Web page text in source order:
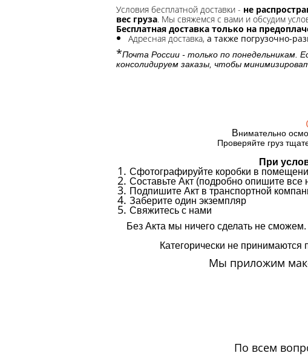
Условия бесплатной доставки - не
вес груза. Мы свяжемся с вами и обсудим
Бесплатная доставка только на
Адресная доставка, а также погрузочно-
*Почта России - только по понедельникам.
консолидируем заказы, чтобы
Внимательно
Проверяйте груз
При
Сфотографируйте коробки в
Составьте Акт (подробно опишите все
Подпишите Акт в транспортной
Заберите один экземпляр
Свяжитесь с нами
Без Акта мы ничего сделать не
Категорически не принимаются
Мы приложим
По всем